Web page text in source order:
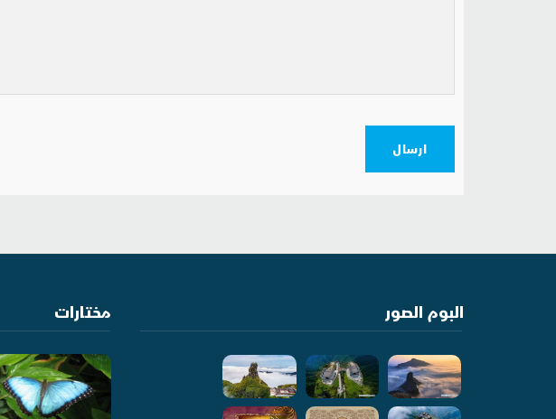
ارسال
مختارات البوم الصور